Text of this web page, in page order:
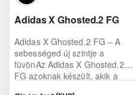
Adidas X Ghosted.2 FG
Adidas X Ghosted.2 FG – A
sebességed új szintje a
füvönAz Adidas X Ghosted.2
FG azoknak készült, akik a